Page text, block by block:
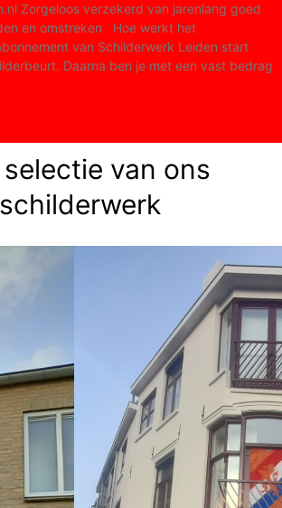
Zorgeloos verzekerd van jarenlang goed
en omstreken Hoe werkt het
van Schilderwerk Leiden start
Daarna ben je met een vast bedrag
selectie van ons
schilderwerk